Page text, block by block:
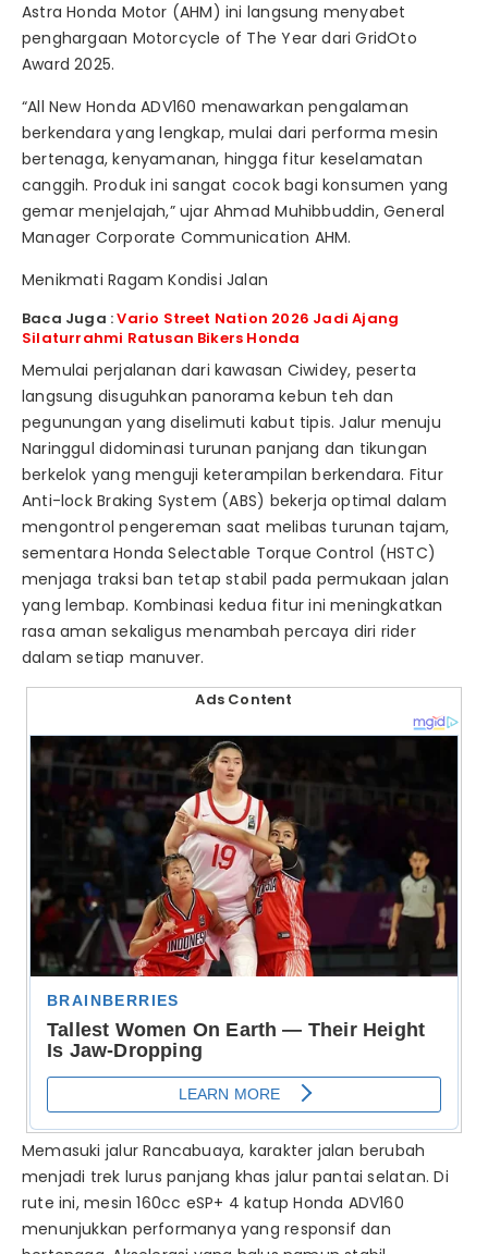
Astra Honda Motor (AHM) ini langsung menyabet
penghargaan Motorcycle of The Year dari GridOto
Award 2025.
“All New Honda ADV160 menawarkan pengalaman
berkendara yang lengkap, mulai dari performa mesin
bertenaga, kenyamanan, hingga fitur keselamatan
canggih. Produk ini sangat cocok bagi konsumen yang
gemar menjelajah,” ujar Ahmad Muhibbuddin, General
Manager Corporate Communication AHM.
Menikmati Ragam Kondisi Jalan
Baca Juga :Vario Street Nation 2026 Jadi Ajang
Silaturrahmi Ratusan Bikers Honda
Memulai perjalanan dari kawasan Ciwidey, peserta
langsung disuguhkan panorama kebun teh dan
pegunungan yang diselimuti kabut tipis. Jalur menuju
Naringgul didominasi turunan panjang dan tikungan
berkelok yang menguji keterampilan berkendara. Fitur
Anti-lock Braking System (ABS) bekerja optimal dalam
mengontrol pengereman saat melibas turunan tajam,
sementara Honda Selectable Torque Control (HSTC)
menjaga traksi ban tetap stabil pada permukaan jalan
yang lembap. Kombinasi kedua fitur ini meningkatkan
rasa aman sekaligus menambah percaya diri rider
dalam setiap manuver.
Ads Content
Memasuki jalur Rancabuaya, karakter jalan berubah
menjadi trek lurus panjang khas jalur pantai selatan. Di
rute ini, mesin 160cc eSP+ 4 katup Honda ADV160
menunjukkan performanya yang responsif dan